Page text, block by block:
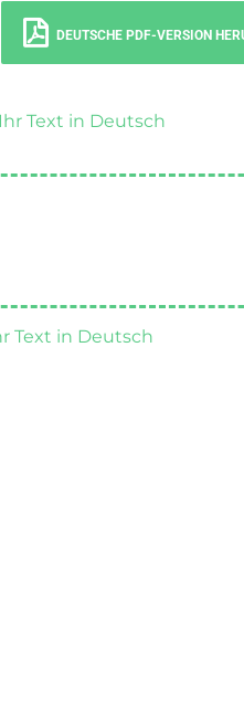
DEUTSCHE PDF-VERSION
Text in Deutsch
Text in Deutsch